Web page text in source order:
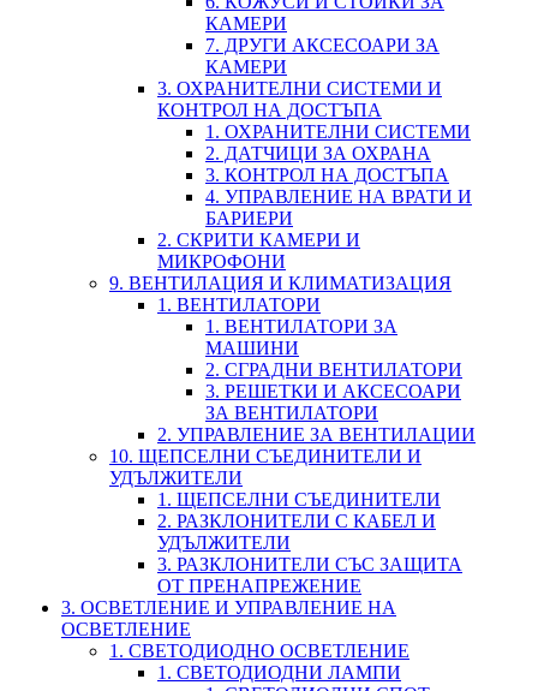
КАМЕРИ
7. ДРУГИ АКСЕСОАРИ ЗА
КАМЕРИ
3. ОХРАНИТЕЛНИ СИСТЕМИ И
КОНТРОЛ НА ДОСТЪПА
1. ОХРАНИТЕЛНИ СИСТЕМИ
2. ДАТЧИЦИ ЗА ОХРАНА
3. КОНТРОЛ НА ДОСТЪПА
4. УПРАВЛЕНИЕ НА ВРАТИ И
БАРИЕРИ
2. СКРИТИ КАМЕРИ И
МИКРОФОНИ
9. ВЕНТИЛАЦИЯ И КЛИМАТИЗАЦИЯ
1. ВЕНТИЛАТОРИ
1. ВЕНТИЛАТОРИ ЗА
МАШИНИ
2. СГРАДНИ ВЕНТИЛАТОРИ
3. РЕШЕТКИ И АКСЕСОАРИ
ЗА ВЕНТИЛАТОРИ
2. УПРАВЛЕНИЕ ЗА ВЕНТИЛАЦИИ
10. ЩЕПСЕЛНИ СЪЕДИНИТЕЛИ И
УДЪЛЖИТЕЛИ
1. ЩЕПСЕЛНИ СЪЕДИНИТЕЛИ
2. РАЗКЛОНИТЕЛИ С КАБЕЛ И
УДЪЛЖИТЕЛИ
3. РАЗКЛОНИТЕЛИ СЪС ЗАЩИТА
ОТ ПРЕНАПРЕЖЕНИЕ
3. ОСВЕТЛЕНИЕ И УПРАВЛЕНИЕ НА
ОСВЕТЛЕНИЕ
1. СВЕТОДИОДНО ОСВЕТЛЕНИЕ
1. СВЕТОДИОДНИ ЛАМПИ